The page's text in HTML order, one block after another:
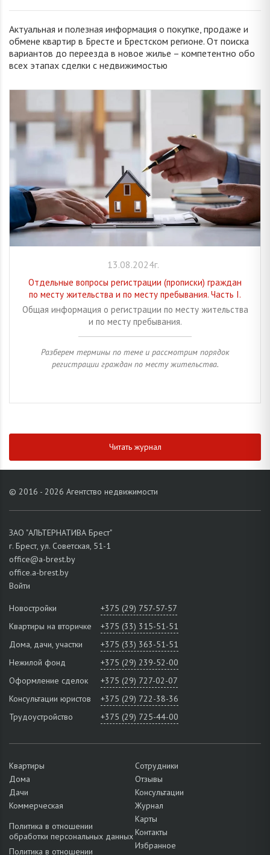
Актуальная и полезная информация о покупке, продаже и
обмене квартир в Бресте и Брестском регионе. От поиска
вариантов до переезда в новое жилье – компетентно обо
всех этапах сделки с недвижимостью
13.08.2024г.
Отдельные вопросы регистрации (прописки) граждан
по месту жительства и по месту пребывания. Часть I.
Общая информация о регистрации по месту жительства
и по месту пребывания.
Разберем термины по теме и рассмотрим порядок
регистрации граждан по месту жительства.
Читать журнал
© 2016 - 2026 Агентство недвижимости
ЗАО "АЛЬТЕРНАТИВА Брест"
г. Брест, ул. Советская, 51-1
office@a-brest.by
office.a-brest.by
Войти
Новостройки
+375 (29) 757-57-57
Квартиры на вторичке
+375 (33) 315-51-51
Дома, дачи, участки
+375 (33) 363-51-51
Нежилой фонд
+375 (29) 239-52-00
Оформление сделок
+375 (29) 727-02-07
Консультации юристов
+375 (29) 722-38-36
Трудоустройство
+375 (29) 725-44-00
Квартиры
Дома
Дачи
Коммерческая
Политика в отношении
обработки персональных данных
Политика в отношении
Сотрудники
Отзывы
Консультации
Журнал
Карты
Контакты
Избранное